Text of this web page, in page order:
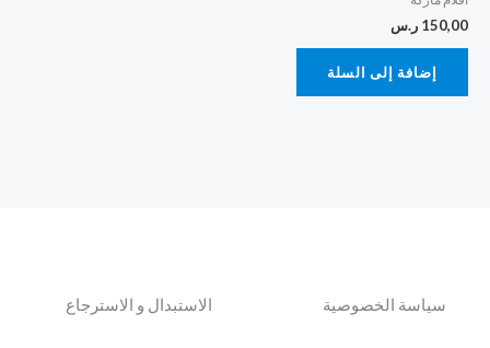
150,00 ر.س
إضافة إلى السلة
سياسة الخصوصية الاستبدال و الاسترجاع